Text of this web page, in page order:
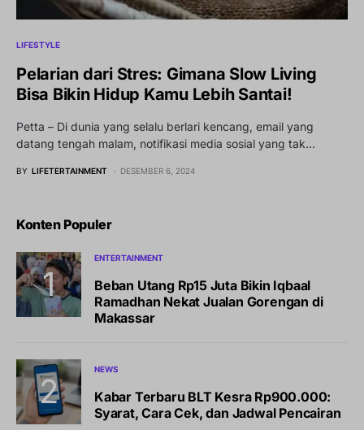
LIFESTYLE
Pelarian dari Stres: Gimana Slow Living
Bisa Bikin Hidup Kamu Lebih Santai!
Petta – Di dunia yang selalu berlari kencang, email yang
datang tengah malam, notifikasi media sosial yang tak…
BY LIFETERTAINMENT DESEMBER 6, 2024
Konten Populer
ENTERTAINMENT
Beban Utang Rp15 Juta Bikin Iqbaal
Ramadhan Nekat Jualan Gorengan di
Makassar
NEWS
Kabar Terbaru BLT Kesra Rp900.000:
Syarat, Cara Cek, dan Jadwal Pencairan